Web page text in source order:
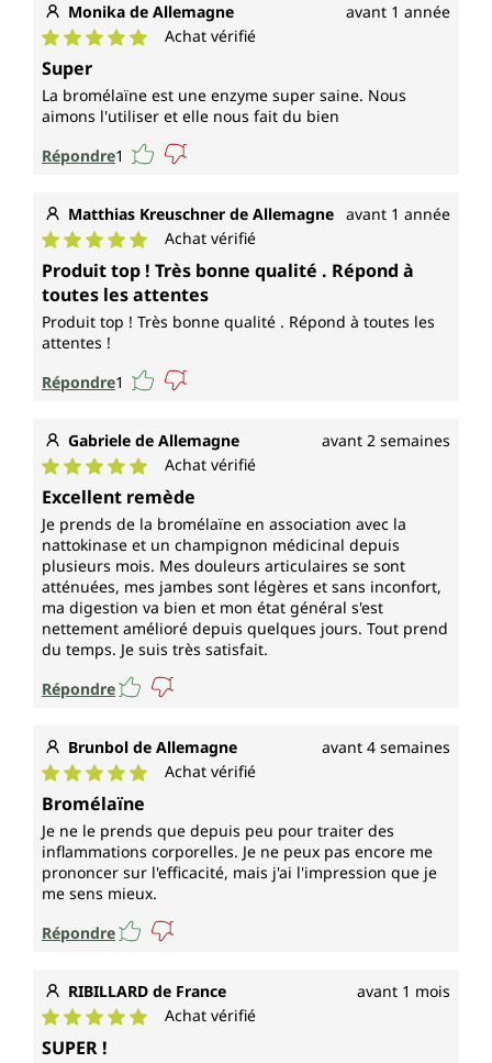
Monika de Allemagne avant 1 année
Note moyenne de 5 sur 5 étoiles
Achat vérifié
Super
La bromélaïne est une enzyme super saine. Nous
aimons l'utiliser et elle nous fait du bien
Répondre1
Matthias Kreuschner de Allemagne avant 1 année
Note moyenne de 5 sur 5 étoiles
Achat vérifié
Produit top ! Très bonne qualité . Répond à
toutes les attentes
Produit top ! Très bonne qualité . Répond à toutes les
attentes !
Répondre1
Gabriele de Allemagne avant 2 semaines
Note moyenne de 5 sur 5 étoiles
Achat vérifié
Excellent remède
Je prends de la bromélaïne en association avec la
nattokinase et un champignon médicinal depuis
plusieurs mois. Mes douleurs articulaires se sont
atténuées, mes jambes sont légères et sans inconfort,
ma digestion va bien et mon état général s'est
nettement amélioré depuis quelques jours. Tout prend
du temps. Je suis très satisfait.
Répondre
Brunbol de Allemagne avant 4 semaines
Note moyenne de 5 sur 5 étoiles
Achat vérifié
Bromélaïne
Je ne le prends que depuis peu pour traiter des
inflammations corporelles. Je ne peux pas encore me
prononcer sur l'efficacité, mais j'ai l'impression que je
me sens mieux.
Répondre
RIBILLARD de France avant 1 mois
Note moyenne de 5 sur 5 étoiles
Achat vérifié
SUPER !